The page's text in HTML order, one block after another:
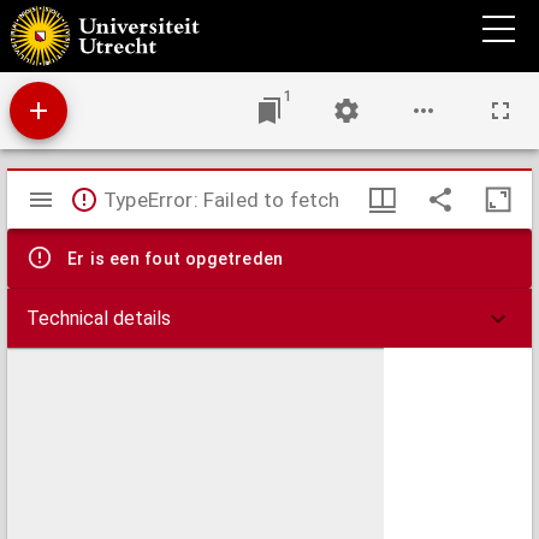
A treatise on veterinary medicine
1
Mirador
viewer
TypeError: Failed to fetch
Er is een fout opgetreden
Technical details